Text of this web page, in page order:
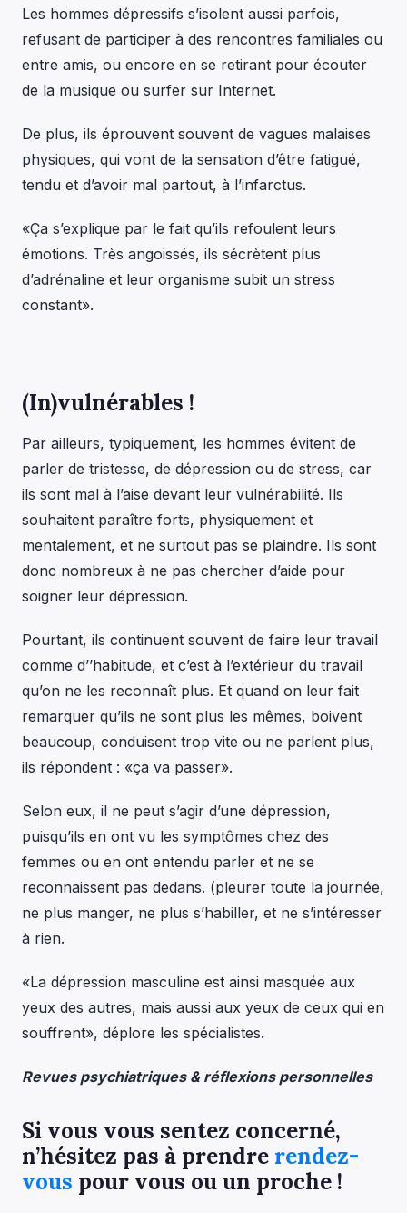
Les hommes dépressifs s’isolent aussi parfois,
refusant de participer à des rencontres familiales ou
entre amis, ou encore en se retirant pour écouter
de la musique ou surfer sur Internet.
De plus, ils éprouvent souvent de vagues malaises
physiques, qui vont de la sensation d’être fatigué,
tendu et d’avoir mal partout, à l’infarctus.
«Ça s’explique par le fait qu’ils refoulent leurs
émotions. Très angoissés, ils sécrètent plus
d’adrénaline et leur organisme subit un stress
constant».
(In)vulnérables !
Par ailleurs, typiquement, les hommes évitent de
parler de tristesse, de dépression ou de stress, car
ils sont mal à l’aise devant leur vulnérabilité. Ils
souhaitent paraître forts, physiquement et
mentalement, et ne surtout pas se plaindre. Ils sont
donc nombreux à ne pas chercher d’aide pour
soigner leur dépression.
Pourtant, ils continuent souvent de faire leur travail
comme d’’habitude, et c’est à l’extérieur du travail
qu’on ne les reconnaît plus. Et quand on leur fait
remarquer qu’ils ne sont plus les mêmes, boivent
beaucoup, conduisent trop vite ou ne parlent plus,
ils répondent : «ça va passer».
Selon eux, il ne peut s’agir d’une dépression,
puisqu’ils en ont vu les symptômes chez des
femmes ou en ont entendu parler et ne se
reconnaissent pas dedans. (pleurer toute la journée,
ne plus manger, ne plus s’habiller, et ne s’intéresser
à rien.
«La dépression masculine est ainsi masquée aux
yeux des autres, mais aussi aux yeux de ceux qui en
souffrent», déplore les spécialistes.
Revues psychiatriques & réflexions personnelles
Si vous vous sentez concerné,
n’hésitez pas à prendre rendez-
vous pour vous ou un proche !